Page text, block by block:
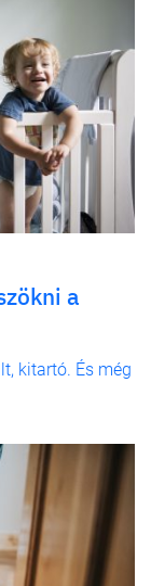
a
kitartó. És még